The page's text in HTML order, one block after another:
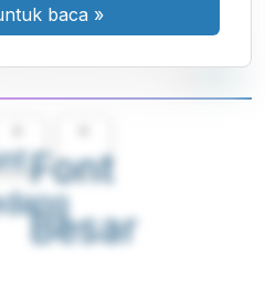
Font
Besar
baca »